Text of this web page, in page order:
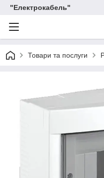
"Електрокабель"
Товари та послуги